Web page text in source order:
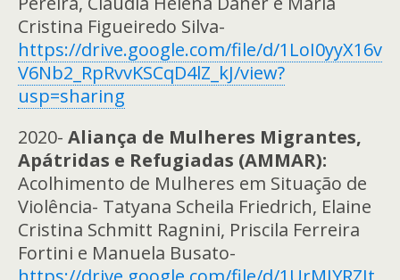
Cristina Figueiredo Silva-
https://drive.google.com/file/d/1LoI0yyX16v
V6Nb2_RpRvvKSCqD4lZ_kJ/view?
usp=sharing
2020- Aliança de Mulheres Migrantes,
Apátridas e Refugiadas (AMMAR):
Acolhimento de Mulheres em Situação de
Violência- Tatyana Scheila Friedrich, Elaine
Cristina Schmitt Ragnini, Priscila Ferreira
Fortini e Manuela Busato-